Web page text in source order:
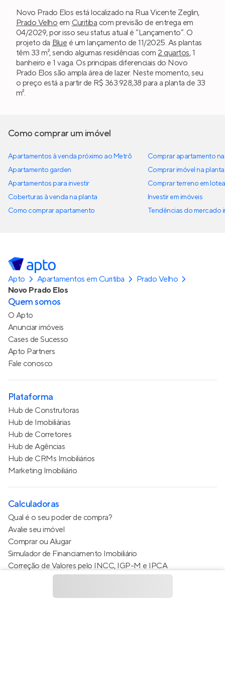
Novo Prado Elos está localizado na Rua Vicente Zeglin,
Prado Velho em Curitiba com previsão de entrega em
04/2029, por isso seu status atual é “Lançamento”. O
projeto da Blue é um lançamento de 11/2025. As plantas
têm 33 m², sendo algumas residências com 2 quartos, 1
banheiro e 1 vaga. Os principais diferenciais do Novo
Prado Elos são ampla área de lazer. Neste momento, seu
o preço está a partir de R$ 363.928,38 para a planta de 33
m².
Como comprar um imóvel
Apartamentos à venda próximo ao Metrô
Apartamento garden
Apartamentos para investir
Coberturas à venda na planta
Como comprar apartamento
Comprar apartamento
Comprar imóvel na planta
Comprar terreno em
Investir em imóveis
Tendências do mercado
Apto Apartamentos em Curitiba
Prado Velho
Novo Prado Elos
Quem somos
O Apto
Anunciar imóveis
Cases de Sucesso
Apto Partners
Fale conosco
Plataforma
Hub de Construtoras
Hub de Imobiliárias
Hub de Corretores
Hub de Agências
Hub de CRMs Imobiliários
Marketing Imobiliário
Calculadoras
Qual é o seu poder de compra?
Avalie seu imóvel
Comprar ou Alugar
Simulador de Financiamento Imobiliário
Correção de Valores pelo INCC, IGP-M e IPCA
Estimativa de valor do condomínio